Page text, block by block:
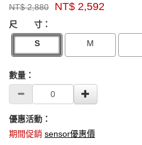
牌：
sensor
NT$2,880 NT$ 2,592
GOODS000000000000006233599
尺 寸：
S
M
數量：
優惠活動：
期間促銷 sensor優惠價